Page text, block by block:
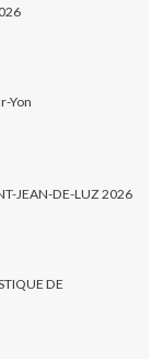
Yon
JEAN-DE-LUZ 2026
DE